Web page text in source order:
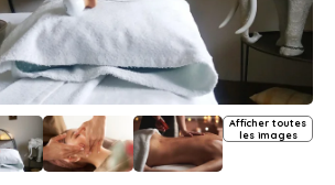
Afficher toutes
les images